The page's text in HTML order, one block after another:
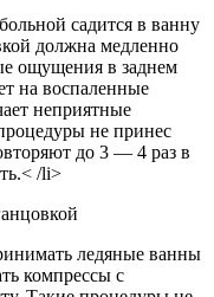
садится в ванну
должна медленно
ощущения в заднем
на воспаленные
неприятные
не принес
до 3 — 4 раз в
/li>
ледяные ванны
компрессы с